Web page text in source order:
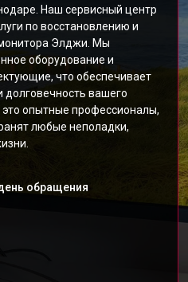
Наш сервисный центр
по восстановлению и
Элджи. Мы
оборудование и
что обеспечивает
долговечность вашего
опытные профессионалы,
любые неполадки,
обращения